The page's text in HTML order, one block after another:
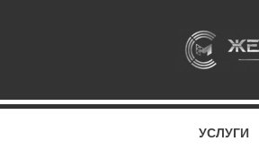
УСЛУГИ